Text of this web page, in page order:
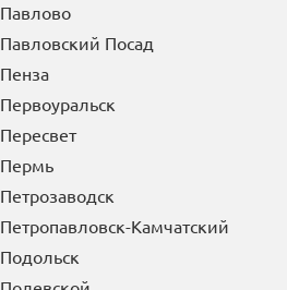
Павлово
Павловский Посад
Пенза
Первоуральск
Пересвет
Пермь
Петрозаводск
Петропавловск-Камчатский
Подольск